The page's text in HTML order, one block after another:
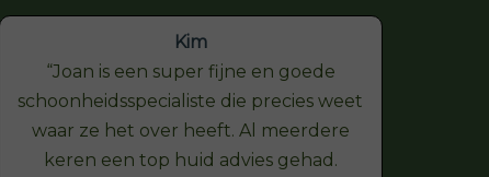
Kim
Joan is een super fijne en goede
schoonheidsspecialiste die precies weet
waar ze het over heeft. Al meerdere
keren een top huid advies gehad.